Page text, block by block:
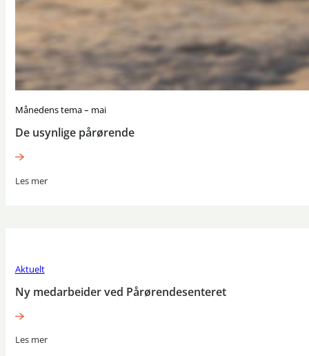
Månedens tema – mai
De usynlige pårørende
Les mer
Aktuelt
Ny medarbeider ved Pårørendesenteret
Les mer